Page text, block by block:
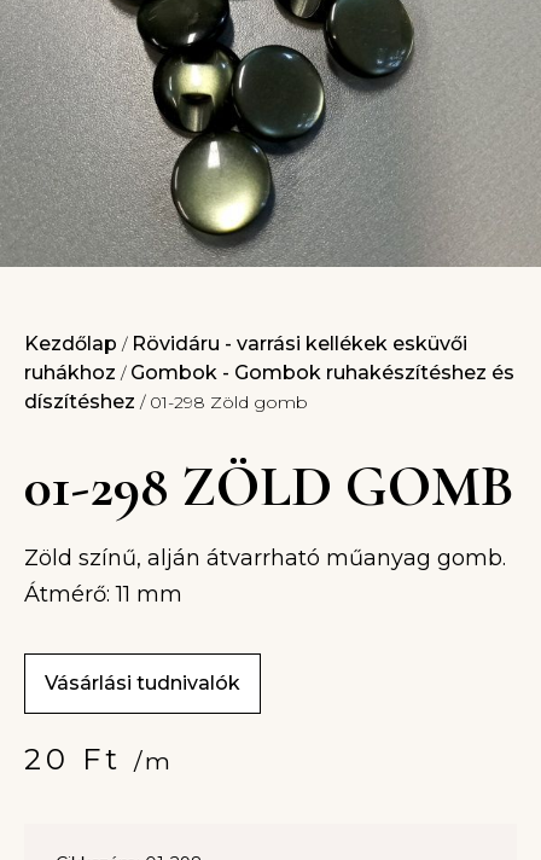
Kezdőlap / Rövidáru - varrási kellékek esküvői
ruhákhoz / Gombok - Gombok ruhakészítéshez és
díszítéshez / 01-298 Zöld gomb
01-298 ZÖLD GOMB
Zöld színű, alján átvarrható műanyag gomb.
Átmérő: 11 mm
Vásárlási tudnivalók
20 Ft /m